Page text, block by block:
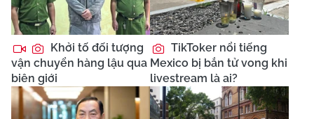
Khởi tố đối tượng
vận chuyển hàng lậu qua
biên giới
TikToker nổi tiếng
Mexico bị bắn tử vong khi
livestream là ai?